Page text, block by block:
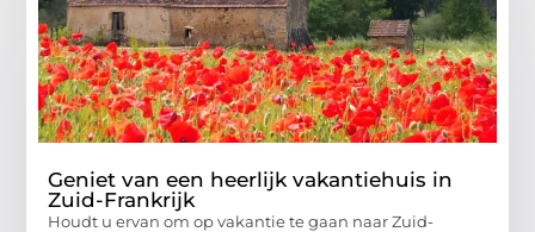
Geniet van een heerlijk vakantiehuis in
Zuid-Frankrijk
Houdt u ervan om op vakantie te gaan naar Zuid-